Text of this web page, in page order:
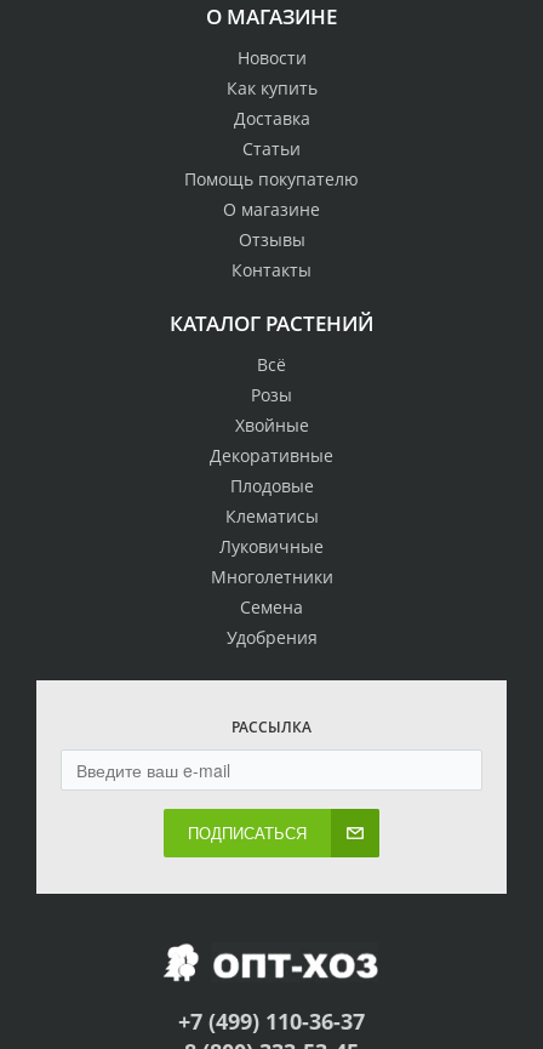
О МАГАЗИНЕ
Новости
Как купить
Доставка
Статьи
Помощь покупателю
О магазине
Отзывы
Контакты
КАТАЛОГ РАСТЕНИЙ
Всё
Розы
Хвойные
Декоративные
Плодовые
Клематисы
Луковичные
Многолетники
Семена
Удобрения
РАССЫЛКА
ПОДПИСАТЬСЯ
+7 (499) 110-36-37